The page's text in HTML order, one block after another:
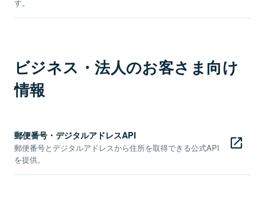
す。
ビジネス・法人のお客さま向け
情報
郵便番号・デジタルアドレスAPI
郵便番号とデジタルアドレスから住所を取得できる公式API
を提供。